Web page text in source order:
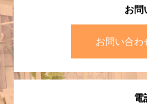
お問
お問い合わ
電